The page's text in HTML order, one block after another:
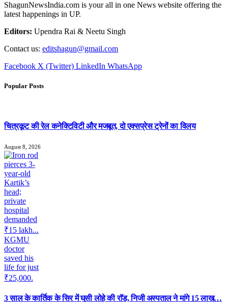
ShagunNewsIndia.com is your all in one News website offering the
latest happenings in UP.
Editors: Upendra Rai & Neetu Singh
Contact us: editshagun@gmail.com
Facebook X (Twitter) LinkedIn WhatsApp
Popular Posts
चित्रकूट की रेल कनेक्टिविटी और मजबूत, दो एक्सप्रेस ट्रेनों का विलय
August 8, 2026
3 साल के कार्तिक के सिर में घुसी लोहे की रॉड, निजी अस्पताल ने मांगे 15 लाख…